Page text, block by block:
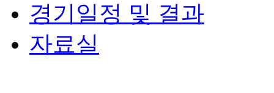
경기일정 및 결과
자료실